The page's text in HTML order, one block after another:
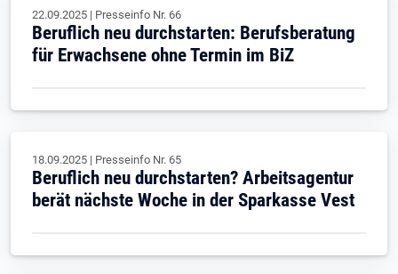
22.09.2025 | Presseinfo Nr. 66
Beruflich neu durchstarten: Berufsberatung
für Erwachsene ohne Termin im BiZ
18.09.2025 | Presseinfo Nr. 65
Beruflich neu durchstarten? Arbeitsagentur
berät nächste Woche in der Sparkasse Vest